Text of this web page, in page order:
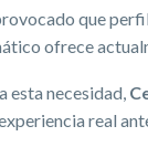
que
ofrece
esta necesidad,
real